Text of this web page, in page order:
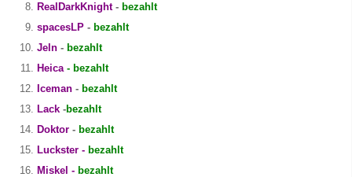
RealDarkKnight- bezahlt
spacesLP - bezahlt
Jeln - bezahlt
Heica- bezahlt
Iceman - bezahlt
Lack -bezahlt
Doktor - bezahlt
Luckster - bezahlt
Miskel - bezahlt